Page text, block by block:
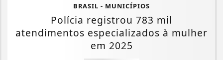
BRASIL - MUNICÍPIOS
Polícia registrou 783 mil
atendimentos especializados à mulher
em 2025